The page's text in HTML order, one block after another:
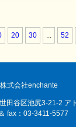
20 30 52
株式会社enchante
田谷区池尻3-21-2 ア
fax：03-3411-5577